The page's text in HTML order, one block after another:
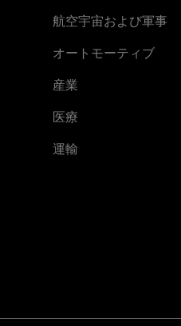
航空宇宙および軍事
オートモーティブ
産業
医療
運輸